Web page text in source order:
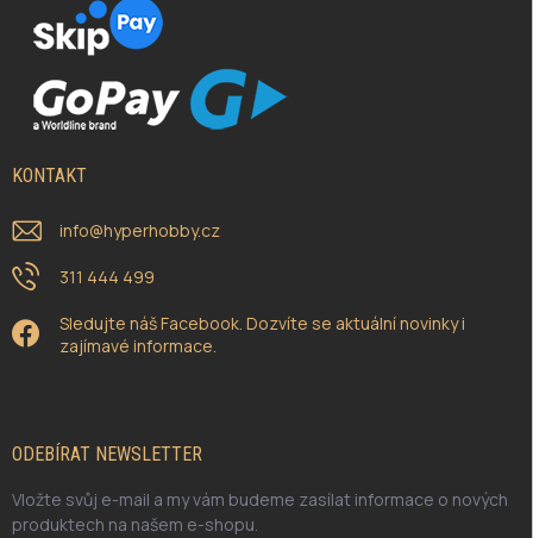
KONTAKT
info@hyperhobby.cz
311 444 499
Sledujte náš Facebook. Dozvíte se aktuální novinky i
zajímavé informace.
ODEBÍRAT NEWSLETTER
Vložte svůj e-mail a my vám budeme zasílat informace o nových
produktech na našem e-shopu.